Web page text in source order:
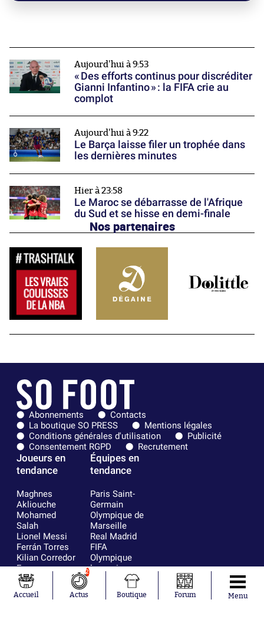
Aujourd'hui à 9:53
« Des efforts continus pour discréditer
Gianni Infantino » : la FIFA crie au
complot
Aujourd'hui à 9:22
Le Barça laisse filer un trophée dans
les dernières minutes
Hier à 23:58
Le Maroc se débarrasse de l'Afrique
du Sud et se hisse en demi-finale
Nos partenaires
Abonnements
Contacts
La boutique SO PRESS
Mentions légales
Conditions générales d'utilisation
Publicité
Consentement RGPD
Recrutement
Joueurs en
tendance
Maghnes
Akliouche
Mohamed
Salah
Lionel Messi
Ferrán Torres
Kilian Corredor
Franco
Mastantuono
Orel Mangala
Rio Mavuba
Équipes en
tendance
Paris Saint-
Germain
Olympique de
Marseille
Real Madrid
FIFA
Olympique
lyonnais
AS Monaco
FC Barcelone
Argentine
Accueil
2
Actus Boutique Forum Menu